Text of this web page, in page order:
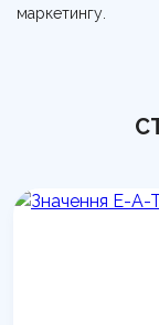
маркетингу.